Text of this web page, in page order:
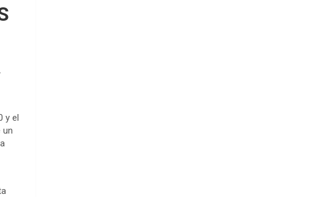
y el
un